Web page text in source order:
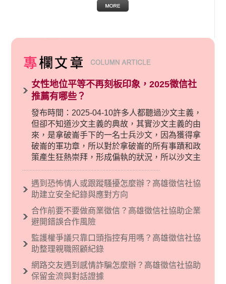
女性地位平等不再刻板印象，2025徵信社
推薦有哪些？
發布時間：2025-04-10許多人都聽過沙文主義，
但卻不知道沙文主義的典故，其實沙文主義的由
來，是拿破崙手下的一名士兵沙文，因為獲得拿
破崙的軍功章，所以對於拿破崙的所有事蹟和政
策產生狂熱崇拜，形成偏執的狀況，所以沙文主
義後來就被拿來暗指偏見和歧視，而且有沙文主
義傾向的人，通常對於自己的國家和民族有超強
烈的卓越感，因而瞧不起其他國家的人，所以沙
現了男性沙文…
遇到恐怖情人或跟蹤騷擾怎麼辦？高雄徵信社協
助建立安全紀錄與應對方向
合作前要不要做商業徵信？高雄徵信社協助企業
避開錯誤合作風險
監護權爭議只靠口頭指控有用嗎？高雄徵信社協
助整理親職照顧紀錄
網路交友遇到感情詐騙怎麼辦？高雄徵信社協助
保留金流與對話證據